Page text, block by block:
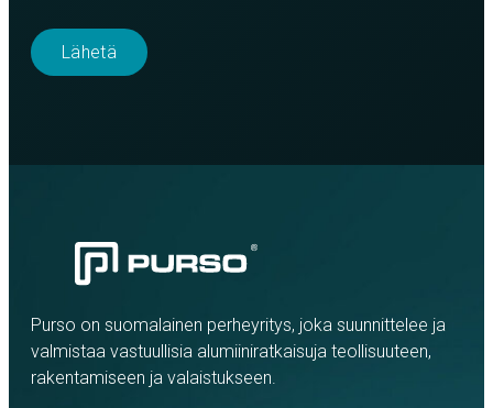
Purso on suomalainen perheyritys, joka suunnittelee ja
valmistaa vastuullisia alumiiniratkaisuja teollisuuteen,
rakentamiseen ja valaistukseen.